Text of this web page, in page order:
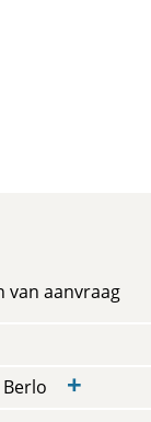
van aanvraag
Berlo +